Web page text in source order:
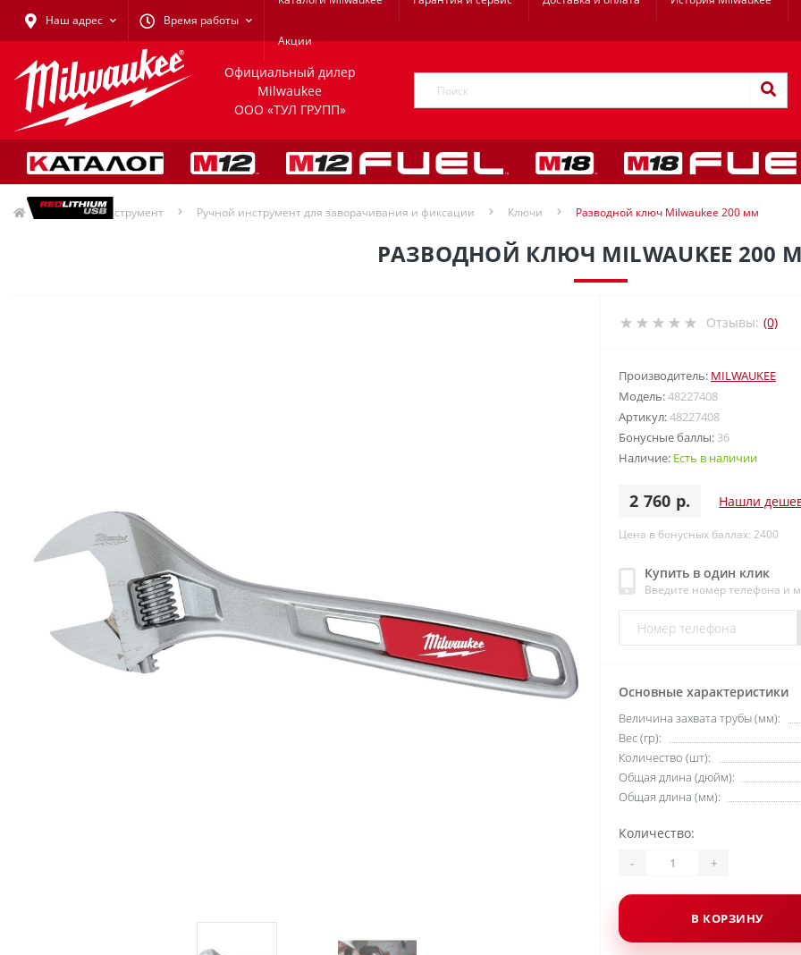
Наш адрес Время работы
Акции
Официальный дилер
Milwaukee
ООО «ТУЛ ГРУПП»
Ручной инструмент Ручной инструмент для заворачивания и фиксации Ключи Разводной ключ Milwaukee 200 мм
РАЗВОДНОЙ КЛЮЧ MILWAUKEE 200
Отзывы: (0)
Производитель: MILWAUKEE
Модель:48227408
Артикул:48227408
Бонусные баллы: 36
Наличие: Есть в наличии
2 760 р. Нашли
Цена в бонусных баллах: 2400
Купить в один клик
Введите номер телефона и
Основные характеристики
Величина захвата трубы (мм):
Вес (гр):
Количество (шт):
Общая длина (дюйм):
Общая длина (мм):
Количество:
- +
В КОРЗИНУ